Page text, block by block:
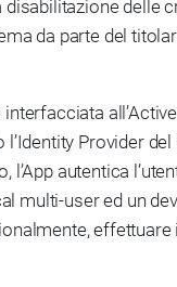
delle
da parte del
Provider
autentica
multi-user ed un